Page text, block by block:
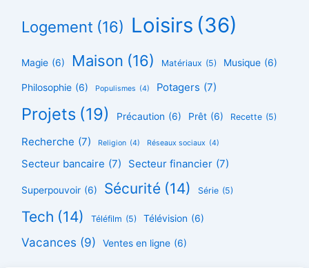
Logement (16) Loisirs (36)
Magie (6) Maison (16) Matériaux (5) Musique (6)
Philosophie (6) Populismes (4) Potagers (7)
Projets (19) Précaution (6) Prêt (6) Recette (5)
Recherche (7) Religion (4) Réseaux sociaux (4)
Secteur bancaire (7) Secteur financier (7)
Superpouvoir (6) Sécurité (14) Série (5)
Tech (14) Téléfilm (5) Télévision (6)
Vacances (9) Ventes en ligne (6)